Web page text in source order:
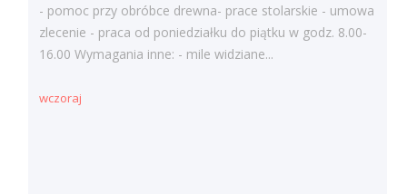
- pomoc przy obróbce drewna- prace stolarskie - umowa
zlecenie - praca od poniedziałku do piątku w godz. 8.00-
16.00 Wymagania inne: - mile widziane...
wczoraj